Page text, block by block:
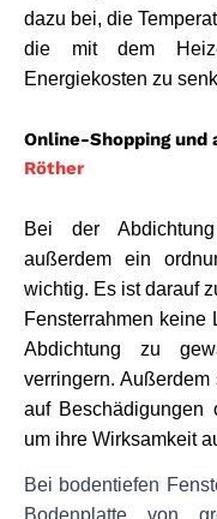
dazu bei, die
die mit dem
Energiekosten zu
Online-Shopping
Röther
Bei der
außerdem ein
wichtig. Es ist darauf
Fensterrahmen
Abdichtung zu
verringern.
auf Beschädigungen
um ihre Wirksamkeit
Bei bodentiefen